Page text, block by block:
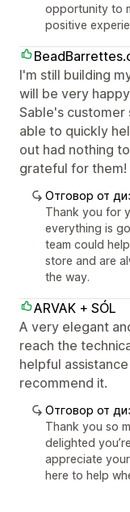
opportunity to
positive
I'm still building
will be very
Sable's
able to quickly
out had nothing
grateful for them!
Отговор от
Thank you for
everything is
team could
store and are
the way.
ARVAK + SÓL
A very elegant
reach the
helpful
recommend it.
Отговор от
Thank you so
delighted
appreciate
here to help